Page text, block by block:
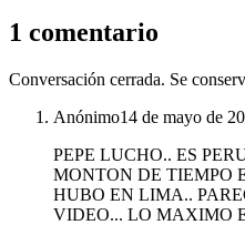
1 comentario
Conversación cerrada. Se
Anónimo14 de mayo de
PEPE LUCHO.. ES
MONTON DE TIEMPO
HUBO EN LIMA..
VIDEO... LO MAXIMO